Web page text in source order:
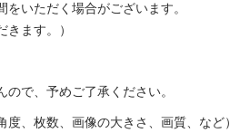
いただく場合がございます。
ます。）
で、予めご了承ください。
、枚数、画像の大きさ、画質、など